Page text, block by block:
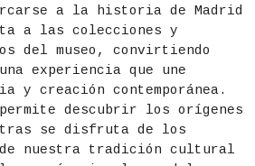
a la historia de Madrid
a las colecciones y
del museo, convirtiendo
experiencia que une
y creación contemporánea.
descubrir los orígenes
se disfruta de los
nuestra tradición cultural